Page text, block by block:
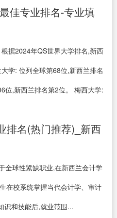
佳专业排名-专业填
据2024年QS世界大学排名,新西
学: 位列全球第68位,新西兰排名
位,新西兰排名第2位。 梅西大学:
排名(热门推荐)_新西
全球性紧缺职业,在新西兰会计学
在校系统掌握当代会计学、审计
识和技能后,就业范围...